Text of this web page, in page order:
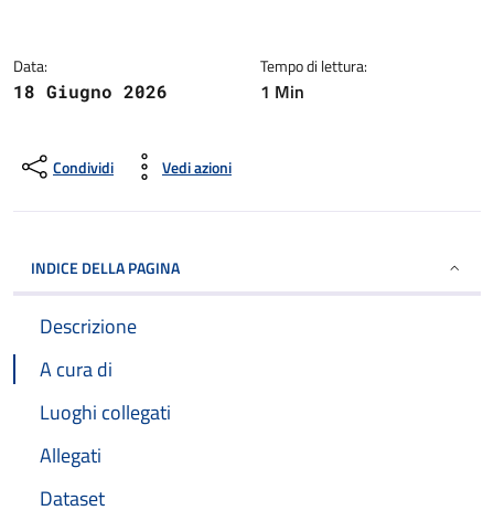
Data:
18 Giugno 2026
Tempo di lettura:
1 Min
Condividi Vedi azioni
INDICE DELLA PAGINA
Descrizione
A cura di
Luoghi collegati
Allegati
Dataset